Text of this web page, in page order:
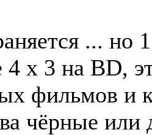
... но
4 х 3 на BD,
фильмов и
чёрные или